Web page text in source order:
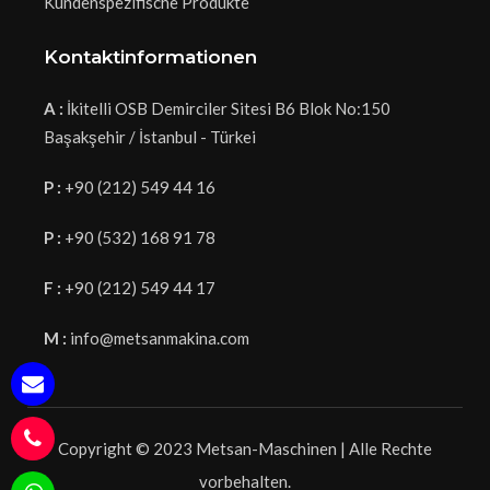
Kontaktinformationen
A : İkitelli OSB Demirciler Sitesi B6 Blok No:150
Başakşehir / İstanbul - Türkei
P : +90 (212) 549 44 16
P : +90 (532) 168 91 78
F : +90 (212) 549 44 17
M : info@metsanmakina.com
Copyright © 2023 Metsan-Maschinen | Alle Rechte
vorbehalten.